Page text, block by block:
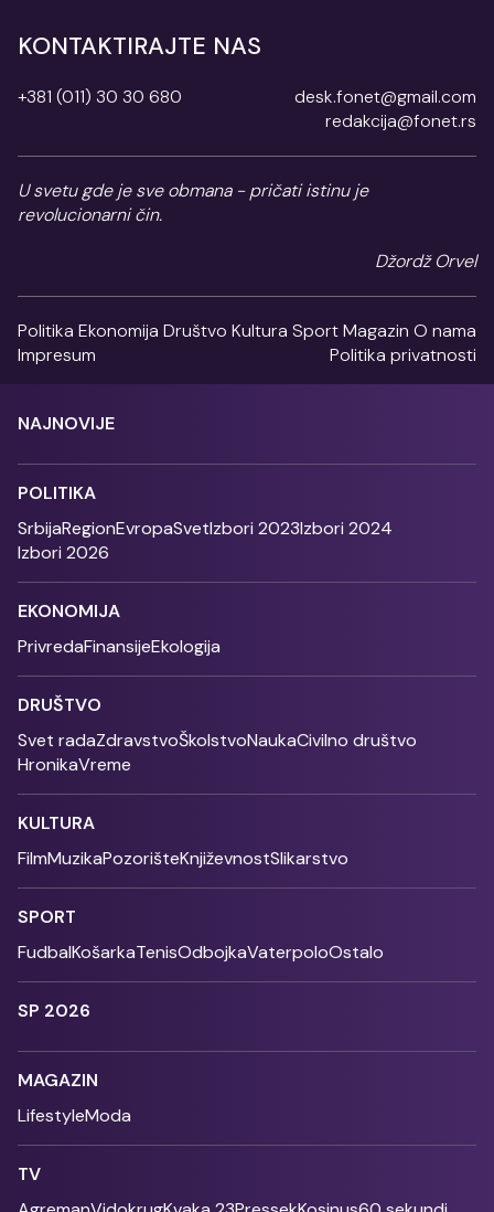
KONTAKTIRAJTE NAS
+381 (011) 30 30 680
desk.fonet@gmail.com
redakcija@fonet.rs
U svetu gde je sve obmana - pričati istinu je
revolucionarni čin.
Džordž Orvel
Politika Ekonomija Društvo Kultura SportMagazin O nama
Impresum
Politika privatnosti
NAJNOVIJE
POLITIKA
SrbijaRegionEvropaSvetIzbori 2023Izbori 2024
Izbori 2026
EKONOMIJA
PrivredaFinansijeEkologija
DRUŠTVO
Svet radaZdravstvoŠkolstvoNaukaCivilno društvo
HronikaVreme
KULTURA
FilmMuzikaPozorišteKnjiževnostSlikarstvo
SPORT
FudbalKošarkaTenisOdbojkaVaterpoloOstalo
SP 2026
MAGAZIN
LifestyleModa
TV